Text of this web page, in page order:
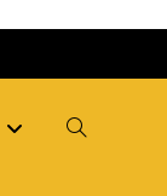
TOGGLE